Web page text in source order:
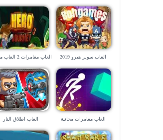
العاب سوبر هيرو 2019 العاب مغامرات 2 العاب مجانية
العاب مغامرات مجانية العاب اطلاق النار